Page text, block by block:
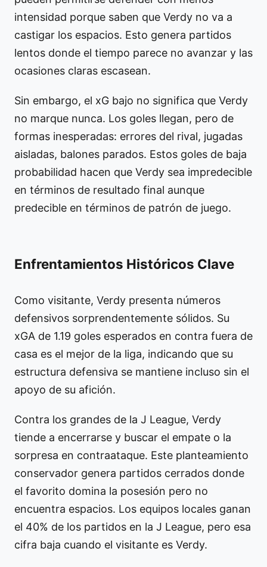
intensidad porque saben que Verdy no va a
castigar los espacios. Esto genera partidos
lentos donde el tiempo parece no avanzar y las
ocasiones claras escasean.
Sin embargo, el xG bajo no significa que Verdy
no marque nunca. Los goles llegan, pero de
formas inesperadas: errores del rival, jugadas
aisladas, balones parados. Estos goles de baja
probabilidad hacen que Verdy sea impredecible
en términos de resultado final aunque
predecible en términos de patrón de juego.
Enfrentamientos Históricos Clave
Como visitante, Verdy presenta números
defensivos sorprendentemente sólidos. Su
xGA de 1.19 goles esperados en contra fuera de
casa es el mejor de la liga, indicando que su
estructura defensiva se mantiene incluso sin el
apoyo de su afición.
Contra los grandes de la J League, Verdy
tiende a encerrarse y buscar el empate o la
sorpresa en contraataque. Este planteamiento
conservador genera partidos cerrados donde
el favorito domina la posesión pero no
encuentra espacios. Los equipos locales ganan
el 40% de los partidos en la J League, pero esa
cifra baja cuando el visitante es Verdy.